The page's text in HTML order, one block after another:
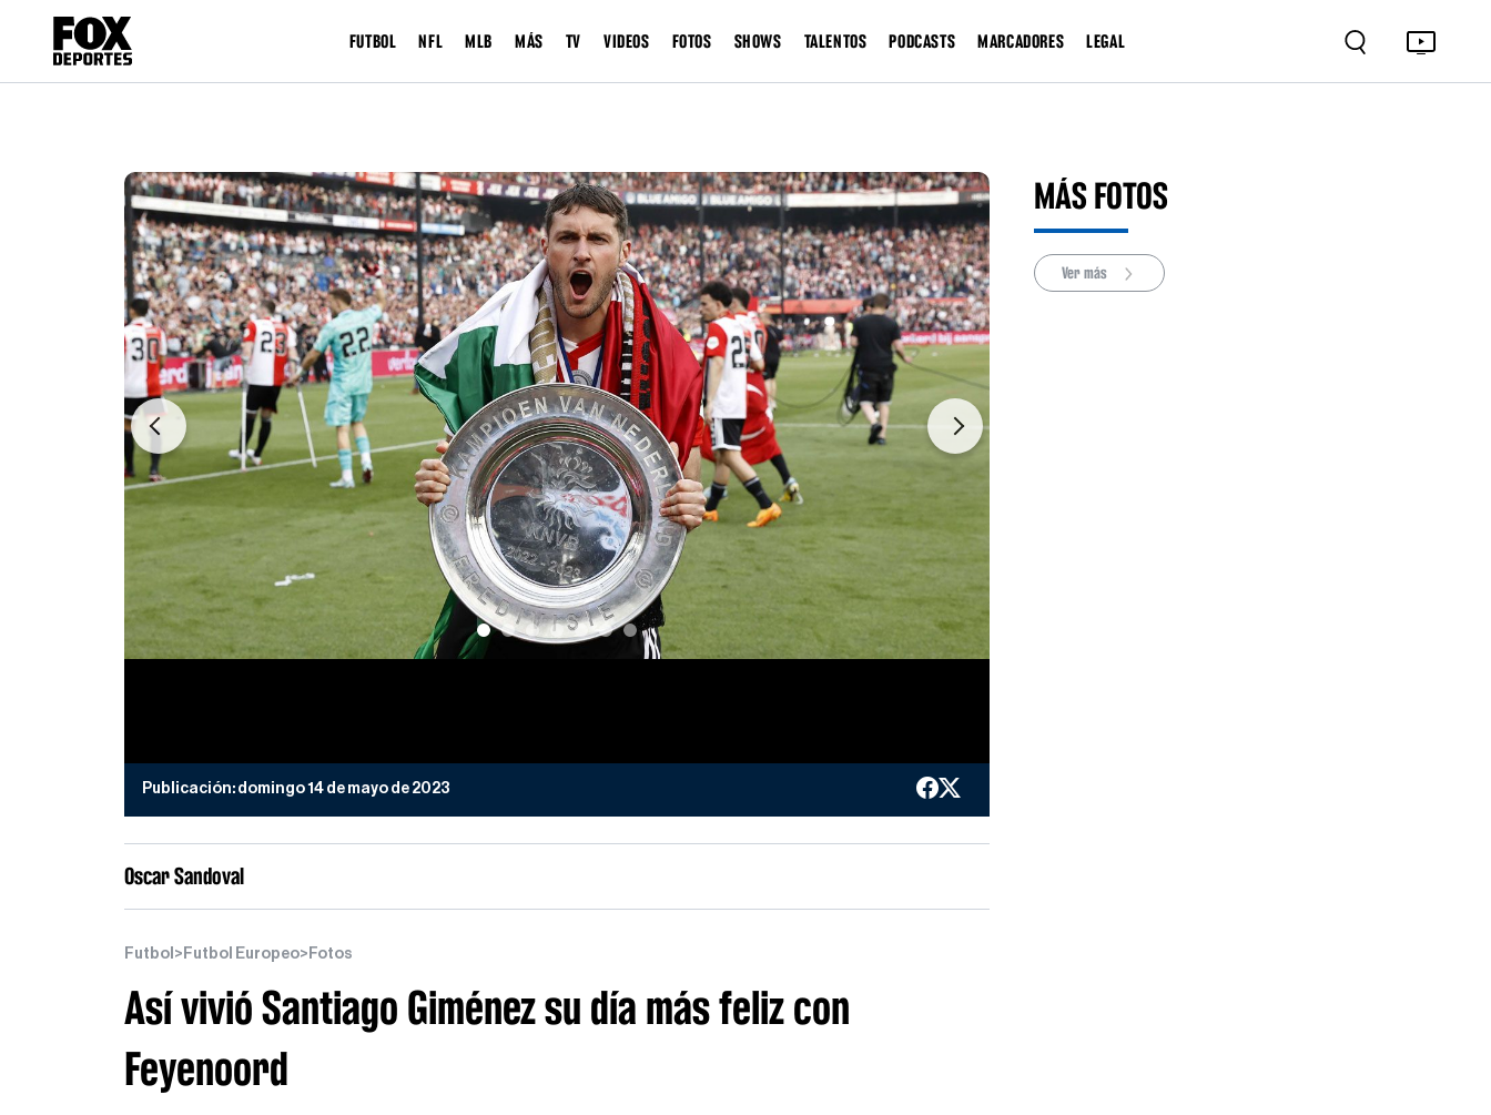
FUTBOL NFL MLB MÁS TV VIDEOS FOTOS SHOWS TALENTOS PODCASTS MARCADORES LEGAL
Previous Next
Publicación: domingo 14 de mayo de 2023
Oscar Sandoval
Futbol > Futbol Europeo> Fotos
Así vivió Santiago Giménez su día más feliz con
Feyenoord
MÁS FOTOS
Ver más